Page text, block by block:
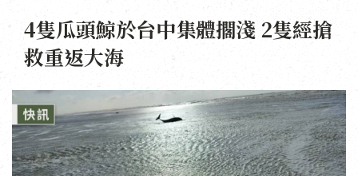
4隻瓜頭鯨於台中集體擱淺 2隻經搶
救重返大海